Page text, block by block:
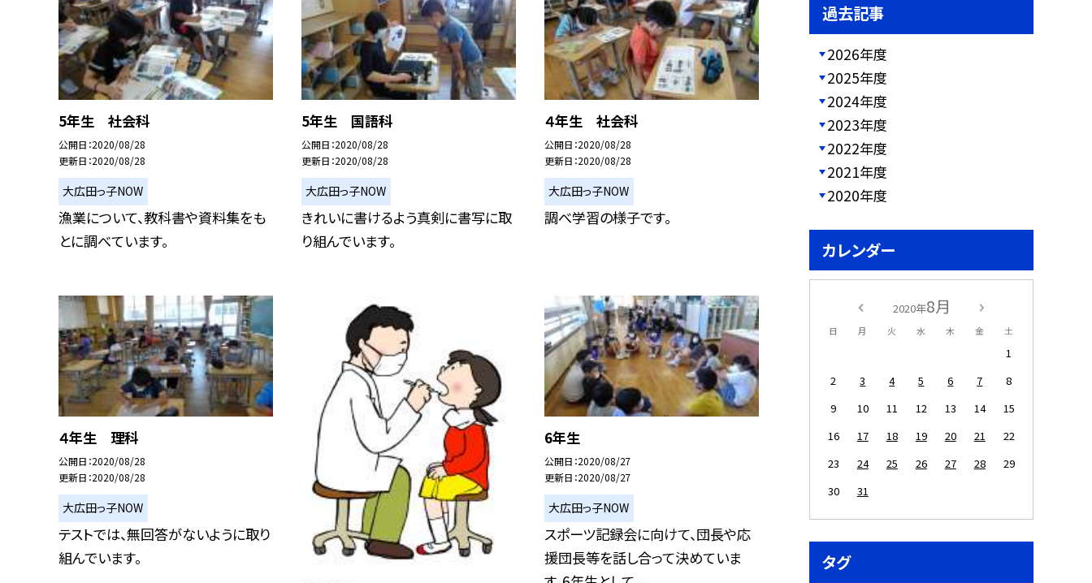
5年生 社会科
公開日 2020/08/28
更新日 2020/08/28
大広田っ子NOW
漁業について、教科書や資料集をも
とに調べています。
5年生 国語科
公開日 2020/08/28
更新日 2020/08/28
大広田っ子NOW
きれいに書けるよう真剣に書写に取
り組んでいます。
４年生 社会科
公開日 2020/08/28
更新日 2020/08/28
大広田っ子NOW
調べ学習の様子です。
４年生 理科
公開日 2020/08/28
更新日 2020/08/28
大広田っ子NOW
テストでは、無回答がないように取り
組んでいます。
6年生
公開日 2020/08/27
更新日 2020/08/27
大広田っ子NOW
スポーツ記録会に向けて、団長や応
援団長等を話し合って決めていま
過去記事
2026年度
2025年度
2024年度
2023年度
2022年度
2021年度
2020年度
カレンダー
2020年8月
日 月 火 水 木 金 土
1
2
3 4 5 6 7
8
9
10 11 12 13 14
15
16
17 18 19 20 21
22
23
24 25 26 27 28
29
30
31
タグ